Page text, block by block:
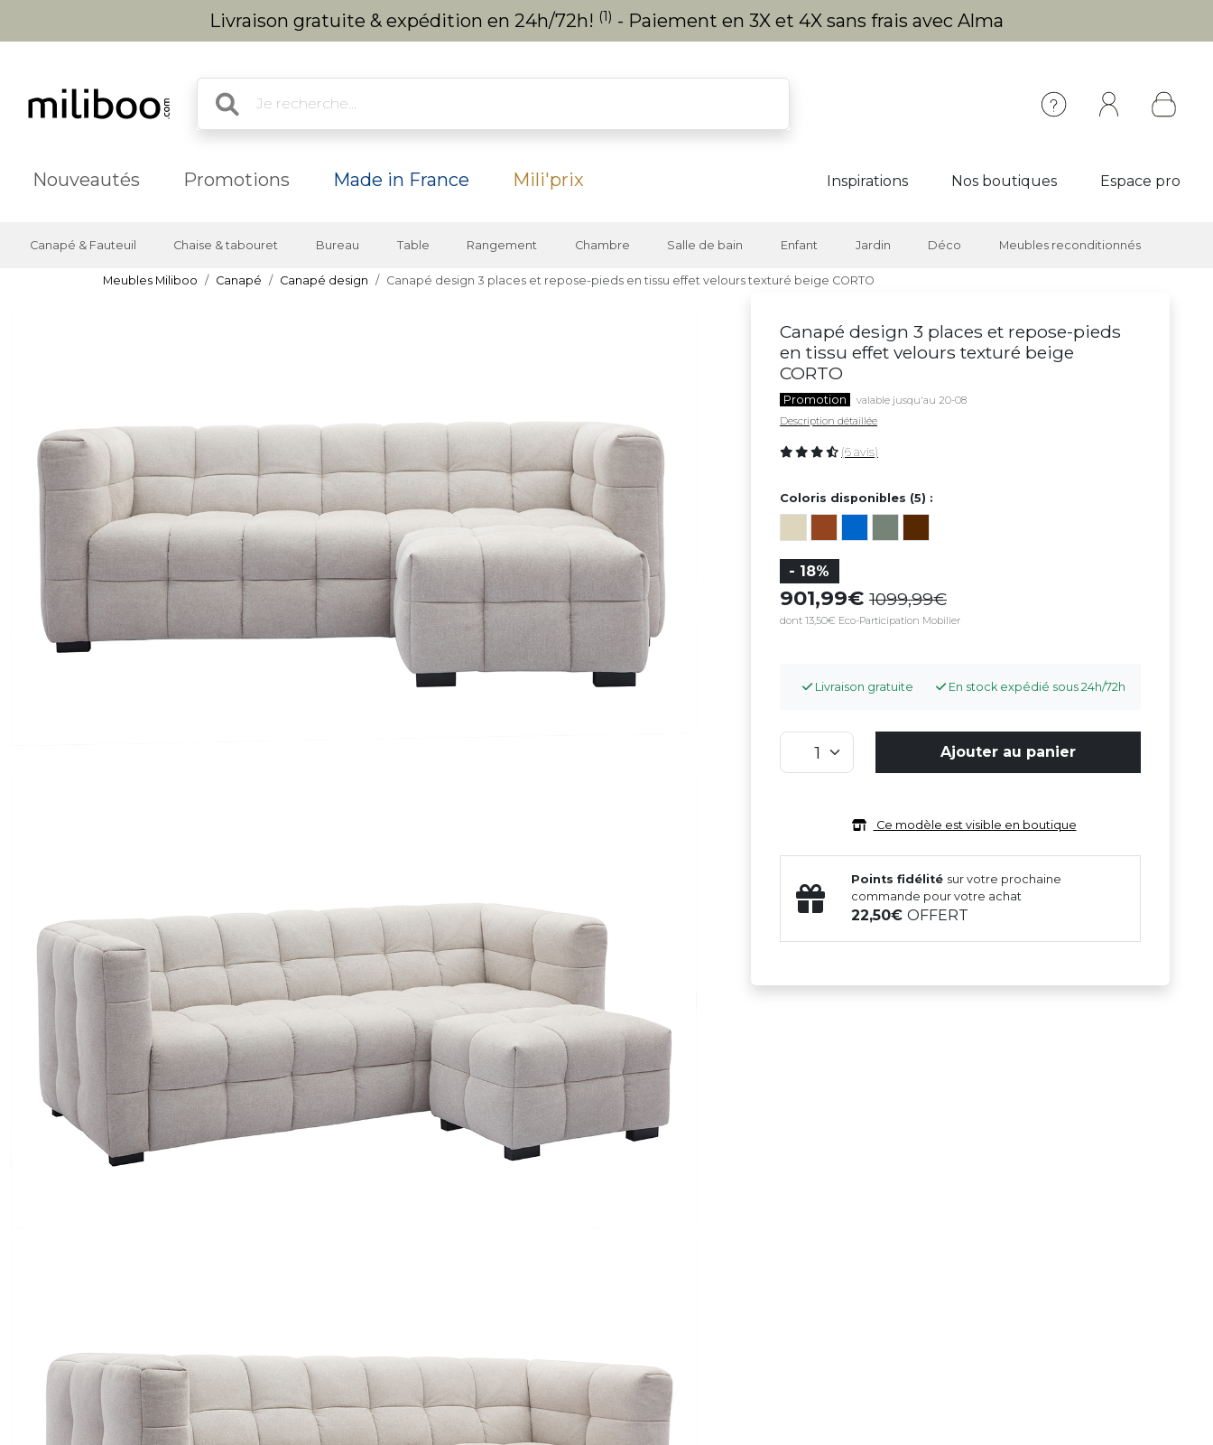
Livraison gratuite & expédition en 24h/72h! (1) - Paiement en 3X et 4X sans frais avec Alma
Nouveautés Promotions Made in France Mili'prix Inspirations Nos boutiques Espace pro
Canapé & Fauteuil Chaise & tabouret Bureau Table Rangement Chambre Salle de bain Enfant Jardin Déco Meubles reconditionnés
Meubles Miliboo Canapé Canapé design Canapé design 3 places et repose-pieds en tissu effet velours texturé beige CORTO
Canapé design 3 places et repose-pieds
en tissu effet velours texturé beige
CORTO
Promotion
valable jusqu'au 20-08
Description détaillée
(6 avis)
Coloris disponibles (5) :
- 18%
901,99 1099,99
dont 13,50€ Eco-Participation Mobilier
Livraison gratuite En stock expédié sous 24h/72h
Ajouter au panier
Ce modèle est visible en boutique
Points fidélité sur votre prochaine
commande pour votre achat
22,50OFFERT